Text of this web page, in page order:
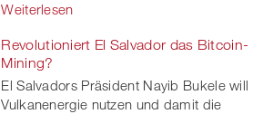
Weiterlesen
Revolutioniert El Salvador das Bitcoin-
Mining?
El Salvadors Präsident Nayib Bukele will
Vulkanenergie nutzen und damit die